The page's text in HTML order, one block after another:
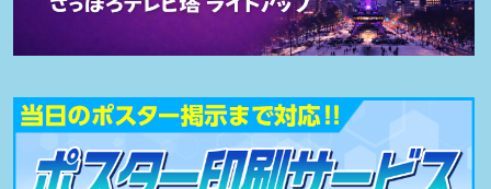
2026.01.09
参加登録を開始しました。
（参加登録期間：2026年1月9日（金）～2026年3月